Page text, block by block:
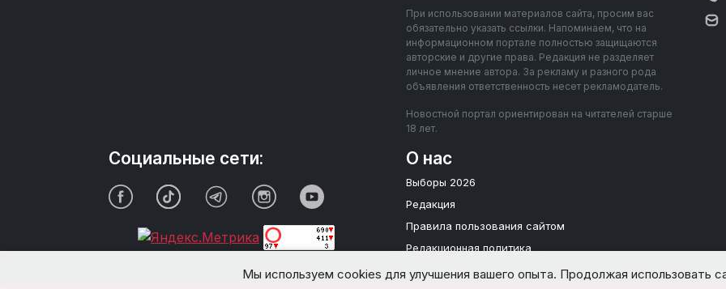
Мы используем cookies для улучшения вашего опыта. Продолжая использовать
При использовании материалов сайта, просим вас
обязательно указать ссылки. Напоминаем, что на
информационном портале полностью защищаются
авторские и другие права. Редакция не разделяет
личное мнение автора. За рекламу и разного рода
объявления ответственность несет рекламодатель.
Новостной портал ориентирован на читателей старше
18 лет.
О нас
Выборы 2026
Редакция
Правила пользования сайтом
Редакционная политика
Социальные сети: